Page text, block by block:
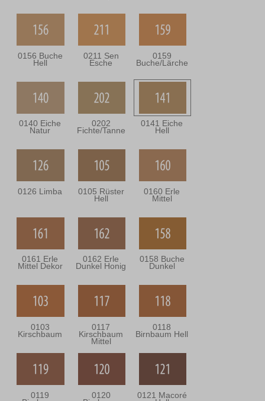
0156 Buche
Hell
0211 Sen
Esche
0159
Buche/Lärche
0140 Eiche
Natur
0202
Fichte/Tanne
0141 Eiche
Hell
0126 Limba 0105 Rüster
Hell
0160 Erle
Mittel
0161 Erle
Mittel Dekor
0162 Erle
Dunkel Honig
0158 Buche
Dunkel
0103
Kirschbaum
0117
Kirschbaum
Mittel
0118
Birnbaum Hell
0119 0120 0121 Macoré